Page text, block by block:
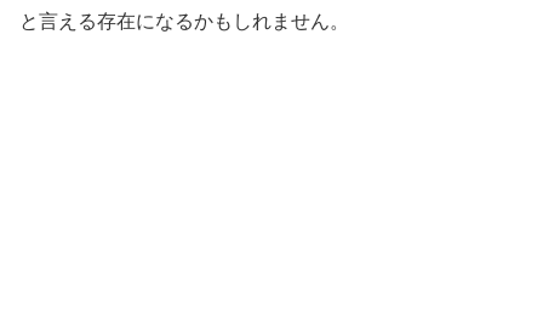
と言える存在になるかもしれません。